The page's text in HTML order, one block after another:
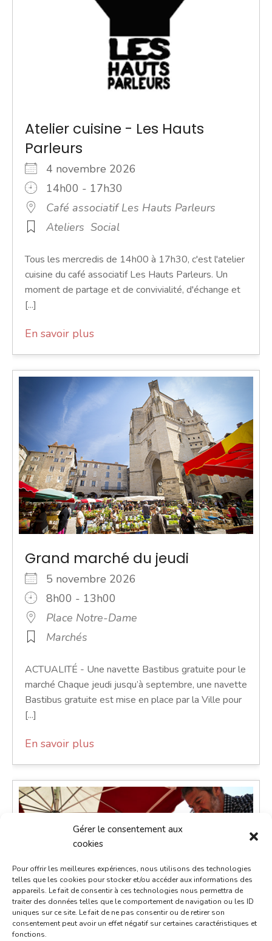
Gérer le consentement aux
cookies
Pour offrir les meilleures expériences, nous utilisons des technologies
telles que les cookies pour stocker et/ou accéder aux informations des
appareils. Le fait de consentir à ces technologies nous permettra de
traiter des données telles que le comportement de navigation ou les ID
uniques sur ce site. Le fait de ne pas consentir ou de retirer son
consentement peut avoir un effet négatif sur certaines caractéristiques et
fonctions.
Atelier cuisine - Les Hauts
Parleurs
4 novembre 2026
14h00 - 17h30
Café associatif Les Hauts Parleurs
Ateliers Social
Tous les mercredis de 14h00 à 17h30, c'est l'atelier
cuisine du café associatif Les Hauts Parleurs. Un
moment de partage et de convivialité, d'échange et
[...]
En savoir plus
Grand marché du jeudi
5 novembre 2026
8h00 - 13h00
Place Notre-Dame
Marchés
ACTUALITÉ - Une navette Bastibus gratuite pour le
marché Chaque jeudi jusqu’à septembre, une navette
Bastibus gratuite est mise en place par la Ville pour
[...]
En savoir plus